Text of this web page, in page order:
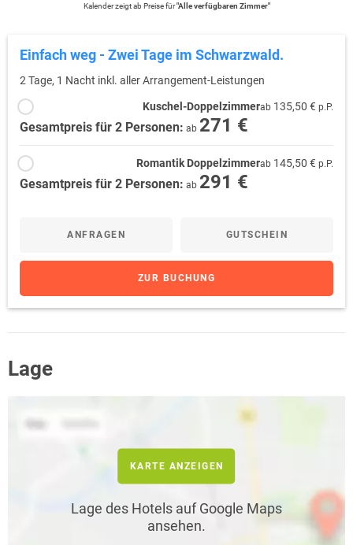
Kalender zeigtab Preise für"Alle verfügbaren Zimmer"
Einfach weg - Zwei Tage im Schwarzwald.
2 Tage, 1 Nacht inkl. aller Arrangement-Leistungen
Kuschel-Doppelzimmerab 135,50 € p.P.
Gesamtpreis für 2 Personen: ab 271 €
Romantik Doppelzimmerab 145,50 € p.P.
Gesamtpreis für 2 Personen: ab 291 €
ANFRAGEN GUTSCHEIN
ZUR BUCHUNG
Lage
KARTE ANZEIGEN
Lage des Hotels auf Google Maps
ansehen.